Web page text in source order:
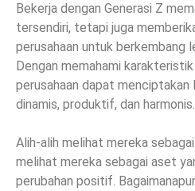
Bekerja dengan Generasi Z
tersendiri, tetapi juga
perusahaan untuk berkembang
Dengan memahami
perusahaan dapat menciptakan
dinamis, produktif, dan harmonis.
Alih-alih melihat mereka
melihat mereka sebagai aset
perubahan positif.